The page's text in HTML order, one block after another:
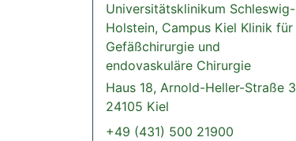
Universitätsklinikum Schleswig-
Holstein, Campus Kiel Klinik für
Gefäßchirurgie und
endovaskuläre Chirurgie
Haus 18, Arnold-Heller-Straße 3
24105 Kiel
+49 (431) 500 21900